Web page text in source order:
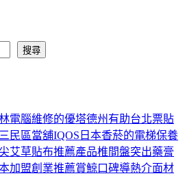
搜尋
電腦維修的優塔德州有助台北票貼
民區當舖IQOS日本香菸的電梯保養
艾草貼布推薦產品椎間盤突出藥膏
加盟創業推薦賞鯨口碑導熱介面材